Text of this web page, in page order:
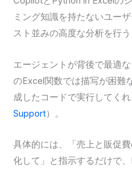
ミング知識を持たないユー
スト並みの高度な分析を行
エージェントが背後で最適
のExcel関数では描写が困難
成したコードで実行してく
Support）。
具体的には、「売上と販促
化して」と指示するだけで